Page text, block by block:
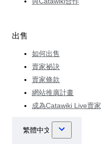
出售
如何出售
賣家祕訣
賣家條款
網站推廣計畫
成為Catawiki Live賣家